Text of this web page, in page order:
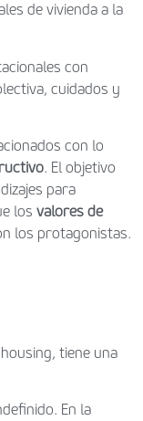
de vivienda a la
con
cuidados y
con lo
. El objetivo
para
los valores de
los protagonistas.
tiene una
En la